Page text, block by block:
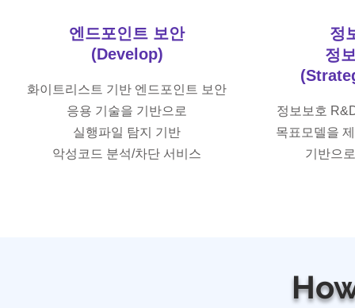
화이트리스트 기반 엔드포인트 보안
응용 기술을 기반으로
실행파일 탐지 기반
악성코드 분석/차단 서비스
​엔드포인트 보안
(Develop)
정보보호
목표모델을
기반으
정
정